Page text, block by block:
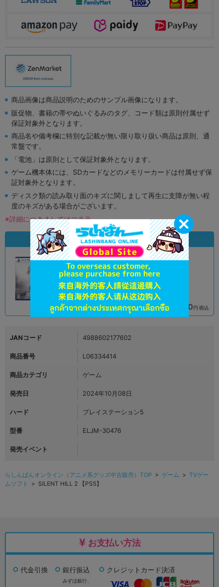
商品画像は商品説明のためのサンプル画像になります。
販促物、書籍の帯やぬいぐるみのタグ、コード類は原則付属せず
保証対象外となります。
商品名や備考欄に特別な記載が無い限り取り扱い商品は原則、通
常盤です。
「電池」は原則として保証対象外となります。
ゲーム機本体には、SDカードなどのメモリーカードは付属せず保
証対象外となります。
ディスク類の読み取り面のキズに関しまして再生に支障が無い程
度のキズがある場合がございます。
※詳細につきましてはコチラ
状態違いの同一商品
状態 : A
オンライン
品切状態 4,190円 税込
A
在庫あり 4,490円 税込
JANコード 4988602177602
商品番号 L06334414
商品カテゴリ ゲーム
発売日 2024年10月08日
ハード プレイステーション5
型番 ELJM-30476
発売イベント
らしんばんオンライン（アニメ系グッズ中古販売）TOP > ゲーム > TVゲー
ムソフト
> SILENT HILL 2 【PS5】
お支払い方法
代金引換 銀行振込
みずほ銀行、
クレジットカード決済